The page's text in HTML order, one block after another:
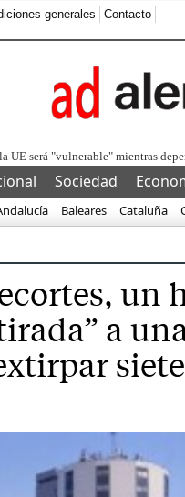
generales Contacto
Sociedad
Baleares Cataluña
un
a